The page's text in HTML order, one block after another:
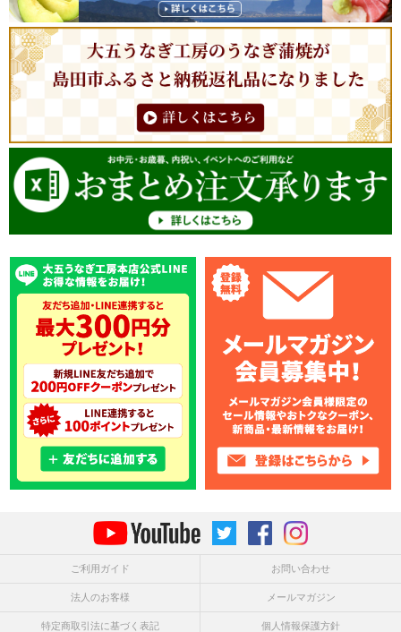
ご利用ガイド お問い合わせ
法人のお客様 メールマガジン
特定商取引法に基づく表記 個人情報保護方針